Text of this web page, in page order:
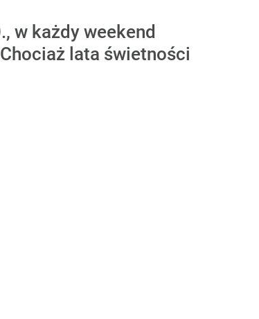
w każdy weekend
lata świetności